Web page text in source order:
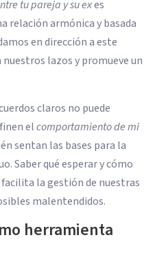
tu pareja y su exes
relación armónica y basada
en dirección a este
lazos y promueve un
claros no puede
elcomportamiento de mi
sentan las bases para la
Saber qué esperar y cómo
la gestión de nuestras
malentendidos.
herramienta